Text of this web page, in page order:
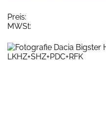
Preis:
MWSt: